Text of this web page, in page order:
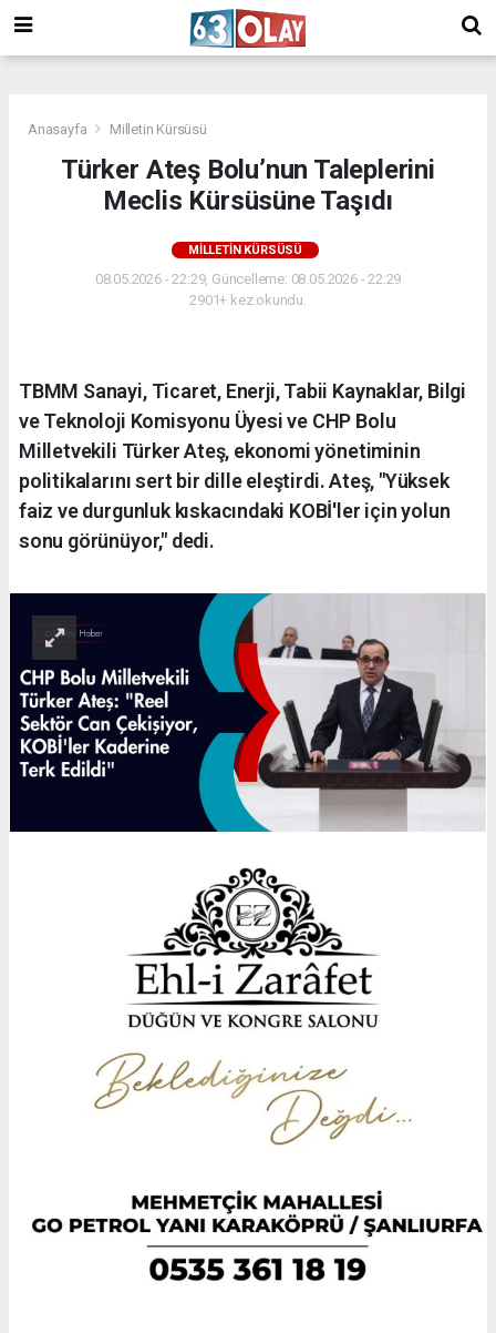
Anasayfa Milletin Kürsüsü
Türker Ateş Bolu’nun Taleplerini
Meclis Kürsüsüne Taşıdı
MILLETIN KÜRSÜSÜ
08.05.2026 - 22:29, Güncelleme: 08.05.2026 - 22:29
2901+ kez okundu.
TBMM Sanayi, Ticaret, Enerji, Tabii Kaynaklar, Bilgi
ve Teknoloji Komisyonu Üyesi ve CHP Bolu
Milletvekili Türker Ateş, ekonomi yönetiminin
politikalarını sert bir dille eleştirdi. Ateş, "Yüksek
faiz ve durgunluk kıskacındaki KOBİ'ler için yolun
sonu görünüyor," dedi.